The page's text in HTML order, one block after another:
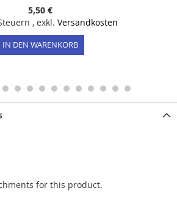
5,50 €
, exkl. Versandkosten
IN DEN WARENKORB
for this product.